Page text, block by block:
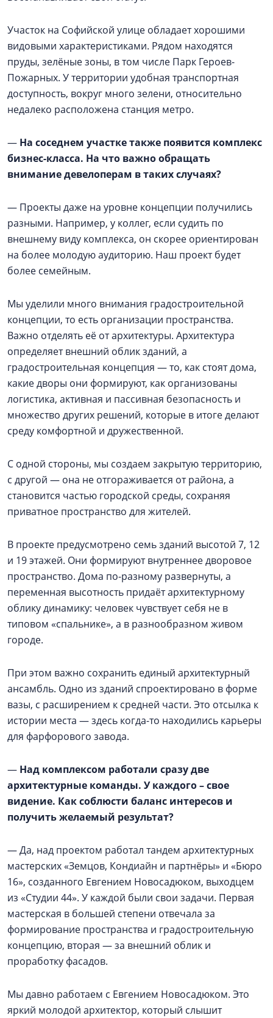
Участок на Софийской улице обладает хорошими
видовыми характеристиками. Рядом находятся
пруды, зелёные зоны, в том числе Парк Героев-
Пожарных. У территории удобная транспортная
доступность, вокруг много зелени, относительно
недалеко расположена станция метро.
— На соседнем участке также появится комплекс
бизнес-класса. На что важно обращать
внимание девелоперам в таких случаях?
— Проекты даже на уровне концепции получились
разными. Например, у коллег, если судить по
внешнему виду комплекса, он скорее ориентирован
на более молодую аудиторию. Наш проект будет
более семейным.
Мы уделили много внимания градостроительной
концепции, то есть организации пространства.
Важно отделять её от архитектуры. Архитектура
определяет внешний облик зданий, а
градостроительная концепция — то, как стоят дома,
какие дворы они формируют, как организованы
логистика, активная и пассивная безопасность и
множество других решений, которые в итоге делают
среду комфортной и дружественной.
С одной стороны, мы создаем закрытую территорию,
с другой — она не отгораживается от района, а
становится частью городской среды, сохраняя
приватное пространство для жителей.
В проекте предусмотрено семь зданий высотой 7, 12
и 19 этажей. Они формируют внутреннее дворовое
пространство. Дома по-разному развернуты, а
переменная высотность придаёт архитектурному
облику динамику: человек чувствует себя не в
типовом «спальнике», а в разнообразном живом
городе.
При этом важно сохранить единый архитектурный
ансамбль. Одно из зданий спроектировано в форме
вазы, с расширением к средней части. Это отсылка к
истории места — здесь когда-то находились карьеры
для фарфорового завода.
— Над комплексом работали сразу две
архитектурные команды. У каждого – свое
видение. Как соблюсти баланс интересов и
получить желаемый результат?
— Да, над проектом работал тандем архитектурных
мастерских «Земцов, Кондиайн и партнёры» и «Бюро
16», созданного Евгением Новосадюком, выходцем
из «Студии 44». У каждой были свои задачи. Первая
мастерская в большей степени отвечала за
формирование пространства и градостроительную
концепцию, вторая — за внешний облик и
проработку фасадов.
Мы давно работаем с Евгением Новосадюком. Это
яркий молодой архитектор, который слышит